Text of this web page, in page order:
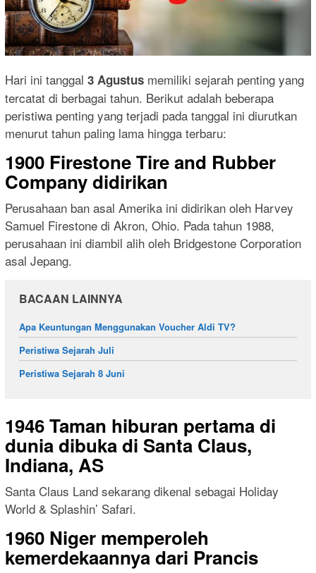
Hari ini tanggal 3 Agustus memiliki sejarah penting yang
tercatat di berbagai tahun. Berikut adalah beberapa
peristiwa penting yang terjadi pada tanggal ini diurutkan
menurut tahun paling lama hingga terbaru:
1900 Firestone Tire and Rubber
Company didirikan
Perusahaan ban asal Amerika ini didirikan oleh Harvey
Samuel Firestone di Akron, Ohio. Pada tahun 1988,
perusahaan ini diambil alih oleh Bridgestone Corporation
asal Jepang.
BACAAN LAINNYA
Apa Keuntungan Menggunakan Voucher Aldi TV?
Peristiwa Sejarah Juli
Peristiwa Sejarah 8 Juni
1946 Taman hiburan pertama di
dunia dibuka di Santa Claus,
Indiana, AS
Santa Claus Land sekarang dikenal sebagai Holiday
World & Splashin’ Safari.
1960 Niger memperoleh
kemerdekaannya dari Prancis